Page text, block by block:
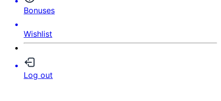
Bonuses
Wishlist
Log out